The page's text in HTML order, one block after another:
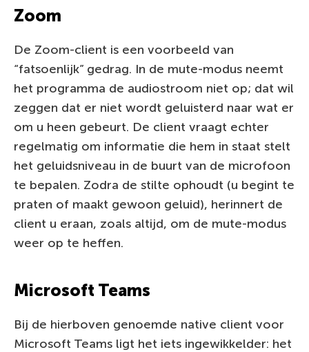
Zoom
De Zoom-client is een voorbeeld van
“fatsoenlijk” gedrag. In de mute-modus neemt
het programma de audiostroom niet op; dat wil
zeggen dat er niet wordt geluisterd naar wat er
om u heen gebeurt. De client vraagt echter
regelmatig om informatie die hem in staat stelt
het geluidsniveau in de buurt van de microfoon
te bepalen. Zodra de stilte ophoudt (u begint te
praten of maakt gewoon geluid), herinnert de
client u eraan, zoals altijd, om de mute-modus
weer op te heffen.
Microsoft Teams
Bij de hierboven genoemde native client voor
Microsoft Teams ligt het iets ingewikkelder: het